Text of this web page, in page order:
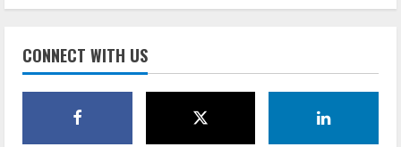
2
Strategien zur umfassenden
Transformation Ihres Zuhauses
July 30, 2026
Geschäft
CONNECT WITH US